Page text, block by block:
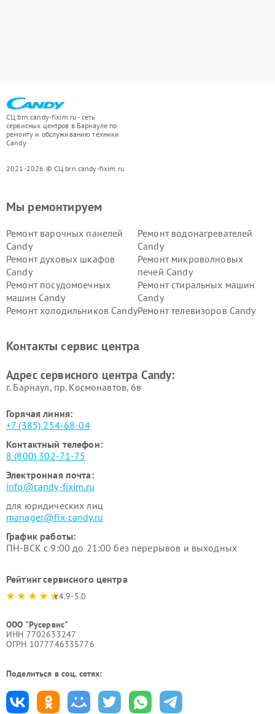
СЦ brn.candy-fixim.ru - сеть
сервисных центров в Барнауле по
ремонту и обслуживанию техники
Candy
2021-2026 © СЦ brn.candy-fixim.ru
Мы ремонтируем
Ремонт варочных панелей
Candy
Ремонт водонагревателей
Candy
Ремонт духовых шкафов
Candy
Ремонт микроволновых
печей Candy
Ремонт посудомоечных
машин Candy
Ремонт стиральных машин
Candy
Ремонт холодильников CandyРемонт телевизоров Candy
Контакты сервис центра
Адрес сервисного центра Candy:
г. Барнаул, ​пр. Космонавтов, 6в
Горячая линия:
+7 (385) 254-68-04
Контактный телефон:
8 (800) 302-71-75
Электронная почта:
info@candy-fixim.ru
для юридических лиц
manager@fix-candy.ru
График работы:
ПН-ВСК с 9:00 до 21:00 без перерывов и выходных
Рейтинг сервисного центра
4.9-5.0
ООО "Русервис"
ИНН 7702633247
ОГРН 1077746335776
Поделиться в соц. сетях: